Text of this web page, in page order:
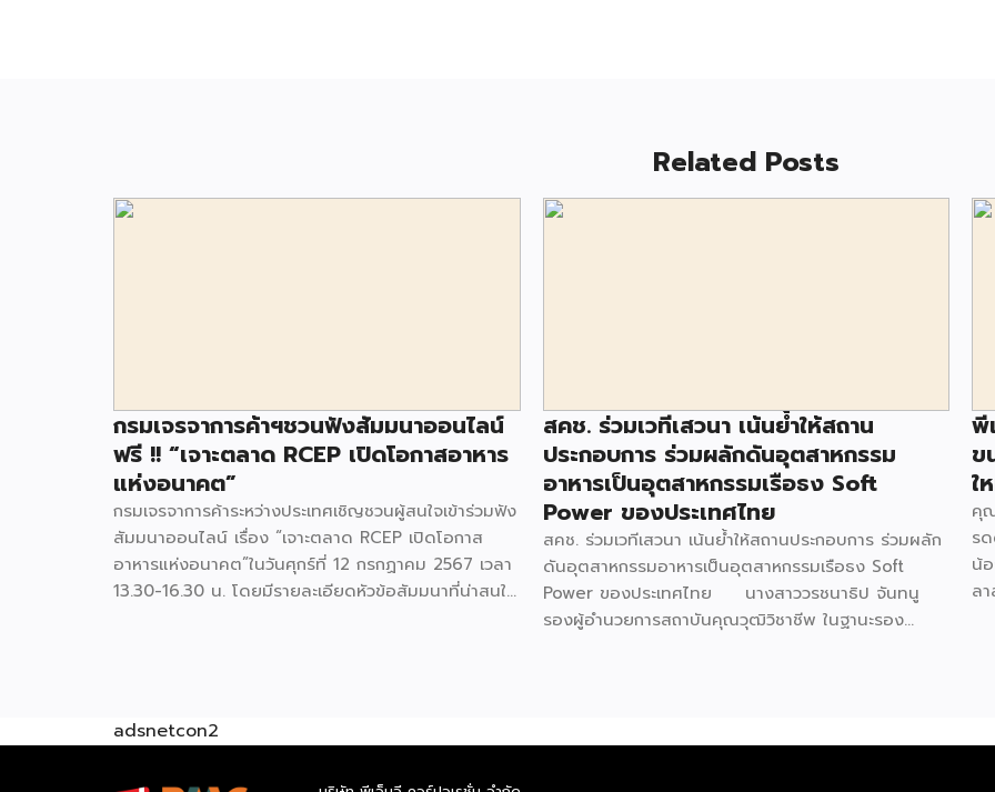
Related Posts
กรมเจรจาการค้าฯชวนฟังสัมมนาออนไลน์
ฟรี !! “เจาะตลาด RCEP เปิดโอกาสอาหาร
แห่งอนาคต”
กรมเจรจาการค้าระหว่างประเทศเชิญชวนผู้สนใจเข้าร่วมฟัง
สัมมนาออนไลน์ เรื่อง “เจาะตลาด RCEP เปิดโอกาส
อาหารแห่งอนาคต”ในวันศุกร์ที่ 12 กรกฏาคม 2567 เวลา
13.30-16.30 น. โดยมีรายละเอียดหัวข้อสัมมนาที่น่าสนใจ
อนาคต ของไทยในตลาดประเทศสมาชิก RCEP ภายใต้
หัวข้อ “เจาะตลาด RCEP เปิดโอกาสอาหารแห่ง อนาคต”
โดย (1) คุณวิศิษฐ์ ลิ้มลือชา นายกสมาคมการค้าอาหาร
สคช. ร่วมเวทีเสวนา เน้นย้ำให้สถาน
ประกอบการ ร่วมผลักดันอุตสาหกรรม
อาหารเป็นอุตสาหกรรมเรือธง Soft
Power ของประเทศไทย
สคช. ร่วมเวทีเสวนา เน้นย้ำให้สถานประกอบการ ร่วมผลัก
ดันอุตสาหกรรมอาหารเป็นอุตสาหกรรมเรือธง Soft
Power ของประเทศไทย นางสาววรชนาธิป จันทนู
รองผู้อำนวยการสถาบันคุณวุฒิวิชาชีพ ในฐานะรอง
แข่งขัน ร่วมกับนางปรียากร ศังขวณิช ผู้อำนวยการสำนัก
พี
ข
ใ
คุ
ร
น้
ล
ไ
adsnetcon2